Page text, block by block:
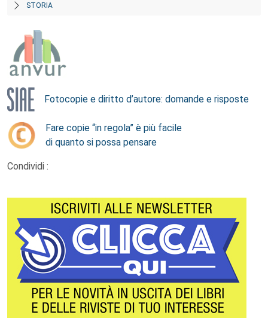
STORIA
Fotocopie e diritto d’autore: domande e risposte
Fare copie “in regola” è più facile
di quanto si possa pensare
Condividi :